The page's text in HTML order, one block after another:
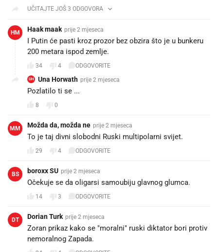
UČITAJTE JOŠ 3 ODGOVORA
HM Haak maak prije 2 mjeseca
I Putin će pasti kroz prozor bez obzira što je u bunkeru
200 metara ispod zemlje.
34 4 ODGOVORITE
UH Una Horwath prije 2 mjeseca
Pozlatilo ti se ...
8 0
MM Možda da, možda ne prije 2 mjeseca
To je taj divni slobodni Ruski multipolarni svijet.
29 4 ODGOVORITE
BS boroxx SU prije 2 mjeseca
Očekuje se da oligarsi samoubiju glavnog glumca.
14 3 ODGOVORITE
DT Dorian Turk prije 2 mjeseca
Zoran prikaz kako se "moralni" ruski diktator bori protiv
nemoralnog Zapada.